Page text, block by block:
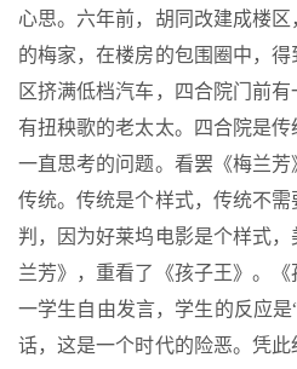
心思。六年前，胡同改建成楼
的梅家，在楼房的包围圈中，
区挤满低档汽车，四合院门前
有扭秧歌的老太太。四合院是
一直思考的问题。看罢《梅兰
传统。传统是个样式，传统不
判，因为好莱坞电影是个样式
兰芳》，重看了《孩子王》。
一学生自由发言，学生的反应
话，这是一个时代的险恶。凭